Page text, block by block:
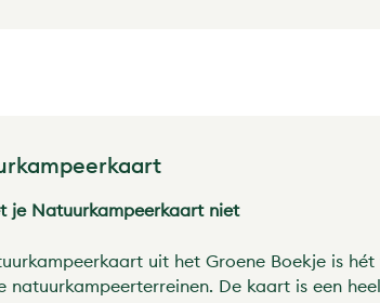
je Natuurkampeerkaart niet
uit het Groene Boekje is
natuurkampeerterreinen. De kaart is een